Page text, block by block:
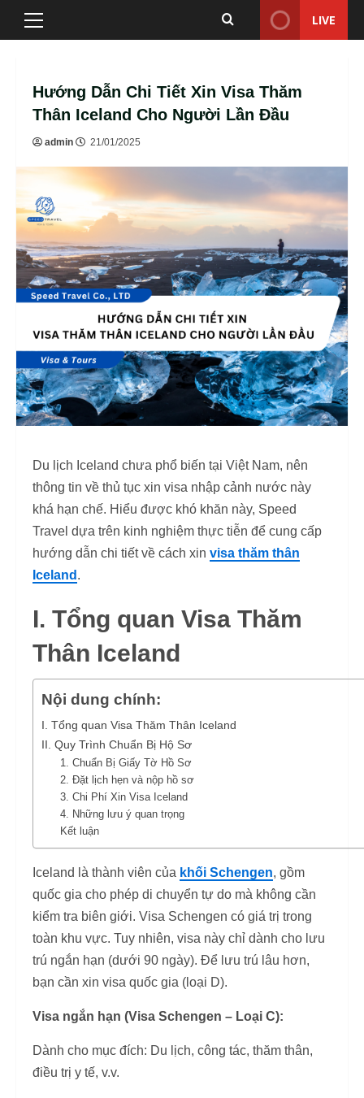
Skip
Primary
LIVE
Hướng Dẫn Chi Tiết Xin Visa Thăm
Thân Iceland Cho Người Lần Đầu
admin 21/01/2025
Du lịch Iceland chưa phổ biến tại Việt Nam, nên
thông tin về thủ tục xin visa nhập cảnh nước này
khá hạn chế. Hiểu được khó khăn này, Speed
Travel dựa trên kinh nghiệm thực tiễn để cung cấp
hướng dẫn chi tiết về cách xin visa thăm thân
Iceland .
I. Tổng quan Visa Thăm
Thân Iceland
Nội dung chính:
I. Tổng quan Visa Thăm Thân Iceland
II. Quy Trình Chuẩn Bị Hộ Sơ
1. Chuẩn Bị Giấy Tờ Hồ Sơ
2. Đặt lịch hẹn và nộp hồ sơ
3. Chi Phí Xin Visa Iceland
4. Những lưu ý quan trọng
Kết luận
Iceland là thành viên của khối Schengen, gồm
quốc gia cho phép di chuyển tự do mà không cần
kiểm tra biên giới. Visa Schengen có giá trị trong
toàn khu vực. Tuy nhiên, visa này chỉ dành cho lưu
trú ngắn hạn (dưới 90 ngày). Để lưu trú lâu hơn,
bạn cần xin visa quốc gia (loại D).
Visa ngắn hạn (Visa Schengen – Loại C):
Dành cho mục đích: Du lịch, công tác, thăm thân,
điều trị y tế, v.v.